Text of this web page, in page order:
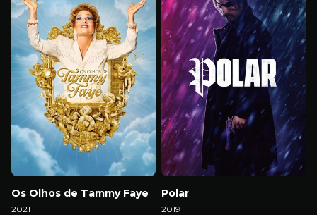
Os Olhos de Tammy Faye
2021
Polar
2019